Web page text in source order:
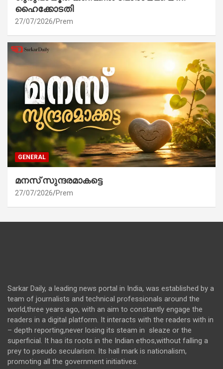
ഹൈക്കോടതി
27/07/2026 Prem
GENERAL
മനസ് സുന്ദരമാകട്ടെ
27/07/2026 Prem
Sarkar Daily, a leading news portal in India, was established by a
team of journalists and technical professionals around the
world,three years ago, with an aim to constantly engage the
readers in a digital platform. It interacts with the readers with in
– depth reporting,never losing its steam in sleaze or the
superficial. It has its roots in the Indian ethos,without falling a
prey to pseudo secularism. Its hall mark is nationalism,
promoting all the government initiatives.